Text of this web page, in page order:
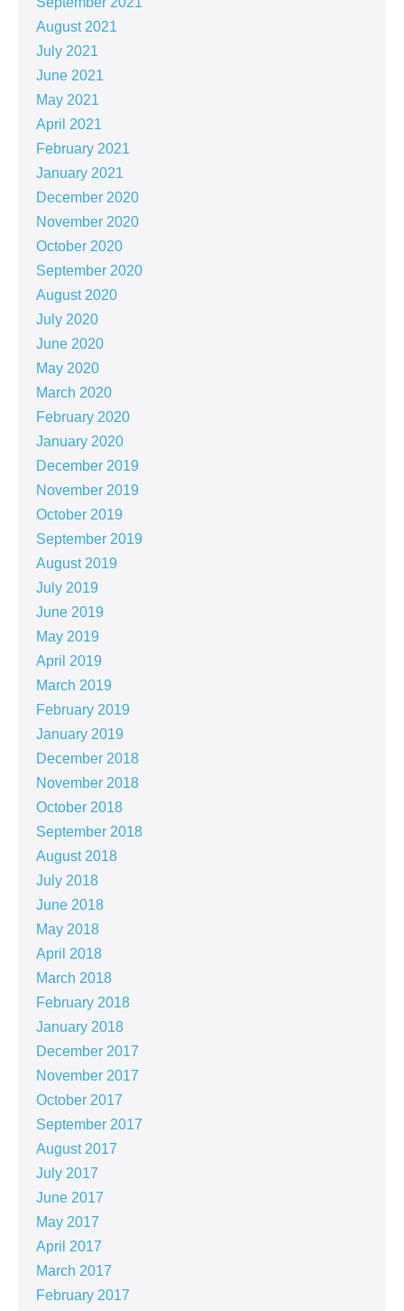
August 2021
July 2021
June 2021
May 2021
April 2021
February 2021
January 2021
December 2020
November 2020
October 2020
September 2020
August 2020
July 2020
June 2020
May 2020
March 2020
February 2020
January 2020
December 2019
November 2019
October 2019
September 2019
August 2019
July 2019
June 2019
May 2019
April 2019
March 2019
February 2019
January 2019
December 2018
November 2018
October 2018
September 2018
August 2018
July 2018
June 2018
May 2018
April 2018
March 2018
February 2018
January 2018
December 2017
November 2017
October 2017
September 2017
August 2017
July 2017
June 2017
May 2017
April 2017
March 2017
February 2017